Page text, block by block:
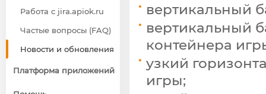
Работа с jira.apiok.ru
Частые вопросы (FAQ)
Новости и обновления
Платформа приложений
вертикальный
вертикальный
контейнера
узкий
игры;